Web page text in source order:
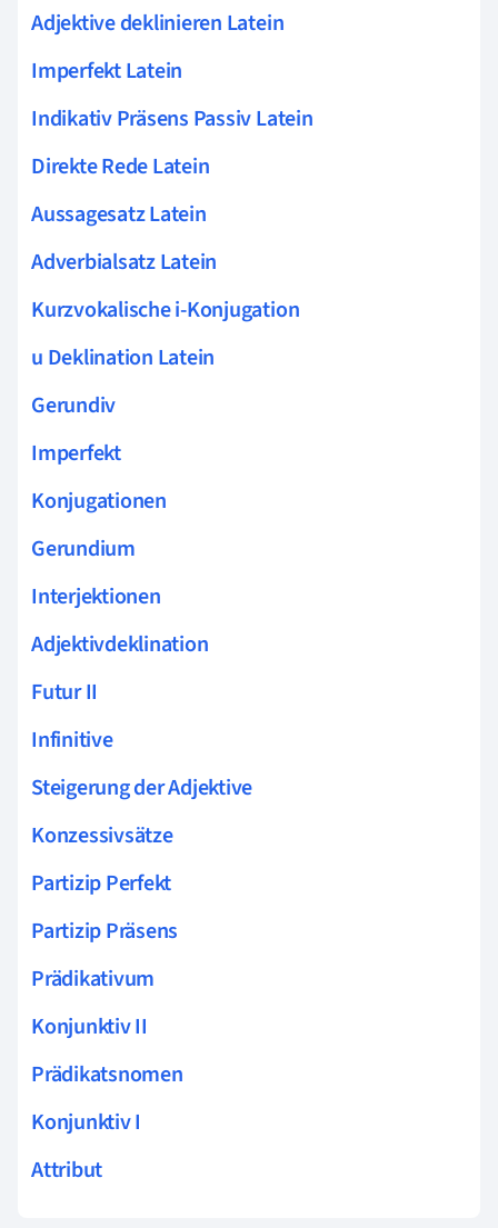
Adjektive deklinieren Latein
Imperfekt Latein
Indikativ Präsens Passiv Latein
Direkte Rede Latein
Aussagesatz Latein
Adverbialsatz Latein
Kurzvokalische i-Konjugation
u Deklination Latein
Gerundiv
Imperfekt
Konjugationen
Gerundium
Interjektionen
Adjektivdeklination
Futur II
Infinitive
Steigerung der Adjektive
Konzessivsätze
Partizip Perfekt
Partizip Präsens
Prädikativum
Konjunktiv II
Prädikatsnomen
Konjunktiv I
Attribut